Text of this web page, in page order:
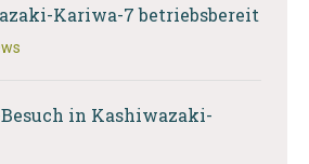
Kariwa-7 betriebsbereit
in Kashiwazaki-